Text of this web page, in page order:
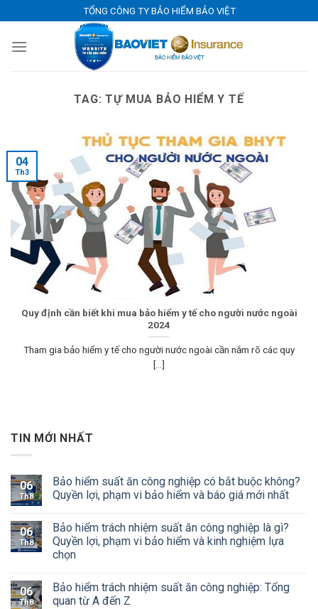
to
content
TỔNG CÔNG TY BẢO HIỂM BẢO VIỆT
TAG:TỰ MUA BẢO HIỂM Y TẾ
Quy định cần biết khi mua bảo hiểm y tế cho người nước ngoài
2024
Tham gia bảo hiểm y tế cho người nước ngoài cần nắm rõ các quy
[...]
04
Th3
TIN MỚI NHẤT
06
Th8
Bảo hiểm suất ăn công nghiệp có bắt buộc không?
Quyền lợi, phạm vi bảo hiểm và báo giá mới nhất
06
Th8
Bảo hiểm trách nhiệm suất ăn công nghiệp là gì?
Quyền lợi, phạm vi bảo hiểm và kinh nghiệm lựa
chọn
06
Th8
Bảo hiểm trách nhiệm suất ăn công nghiệp: Tổng
quan từ A đến Z